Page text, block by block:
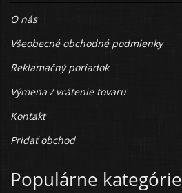
O nás
Všeobecné obchodné podmienky
Reklamačný poriadok
Výmena / vrátenie tovaru
Kontakt
Pridať obchod
Populárne kategórie